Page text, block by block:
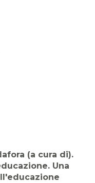
(a cura di).
Una